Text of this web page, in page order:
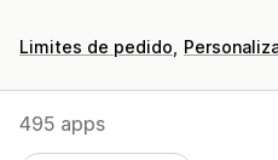
Limites de pedido
495 apps